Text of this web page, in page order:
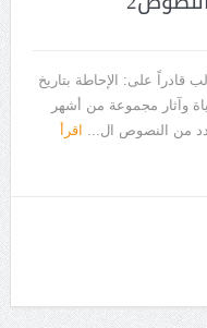
قادراً على: الإحاطة بتاريخ
وآثار مجموعة من أشهر
من النصوص ال... اقرأ